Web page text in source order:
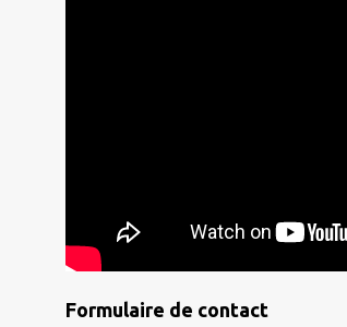
Formulaire de contact